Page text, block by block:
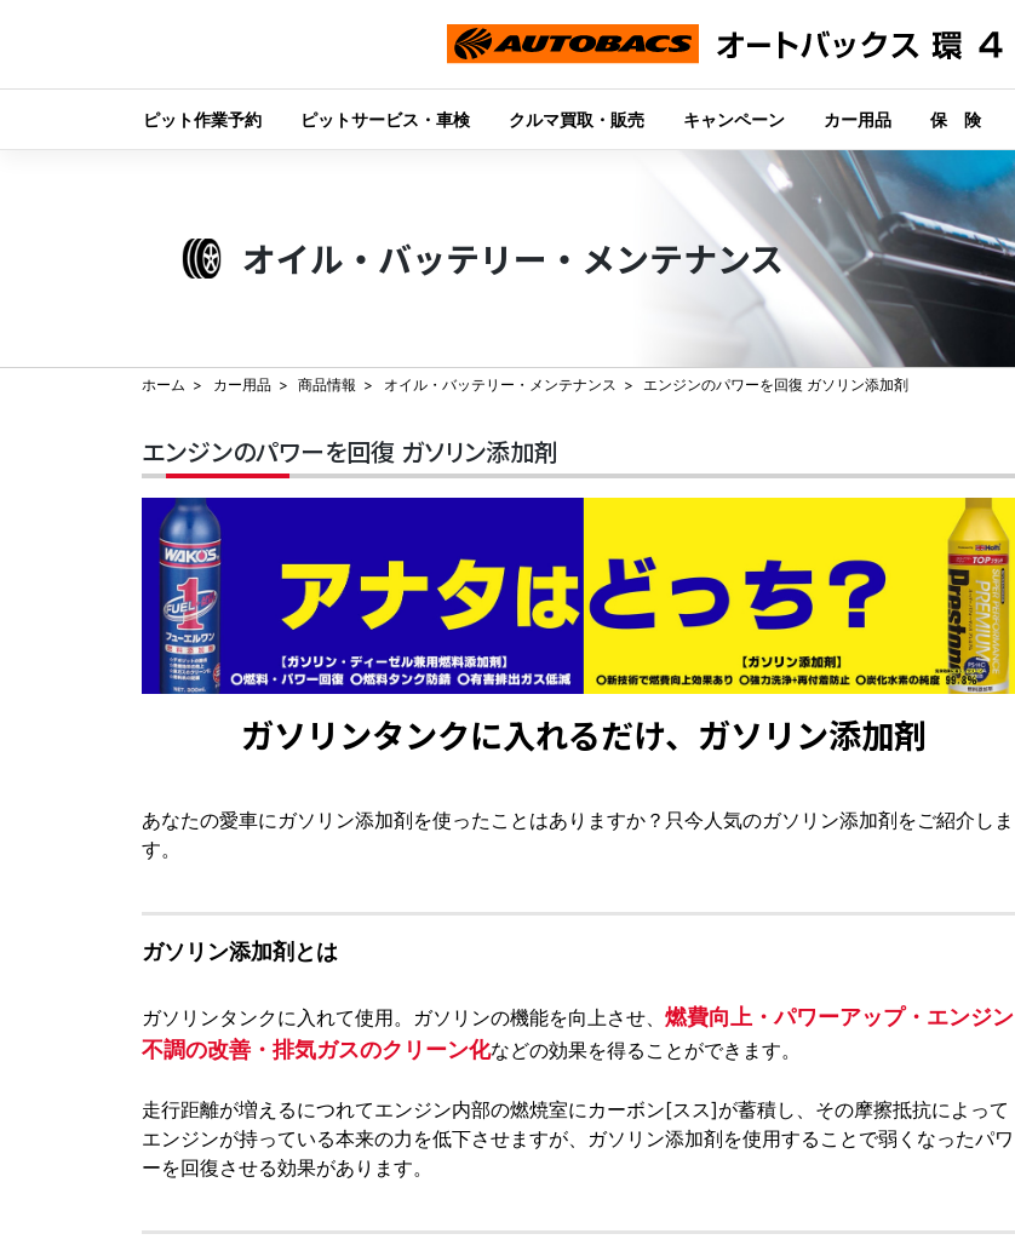
ピット作業予約 ピットサービス・車検 クルマ買取・販売 キャンペーン カー用品 保 険
オイル・バッテリー・メンテナンス
ホーム カー用品 商品情報 オイル・バッテリー・メンテナンス エンジンのパワーを回復 ガソリン添加剤
エンジンのパワーを回復 ガソリン添加剤
ガソリンタンクに入れるだけ、ガソリン添加剤
あなたの愛車にガソリン添加剤を使ったことはありますか？只今人気のガソリン添加剤をご紹介しま
す。
ガソリン添加剤とは
ガソリンタンクに入れて使用。ガソリンの機能を向上させ、 燃費向上・パワーアップ・エンジン
不調の改善・排気ガスのクリーン化などの効果を得ることができます。
走行距離が増えるにつれてエンジン内部の燃焼室にカーボン[スス]が蓄積し、その摩擦抵抗によって
エンジンが持っている本来の力を低下させますが、ガソリン添加剤を使用することで弱くなったパワ
ーを回復させる効果があります。